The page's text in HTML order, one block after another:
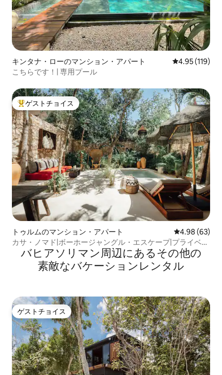
キンタナ・ローのマンション・アパート レビュー119
4.95 (119)
こちらです！| 専用プール
大好評のゲストチョイスです。
ゲストチョイス
トゥルムのマンション・アパート レビュー63
4.98 (63)
カサ・ノマド|ボーホージャングル・エスケープ|プライベー
トプール
バヒアソリマン⁠周⁠辺⁠に⁠あ⁠るそ⁠の⁠他⁠の
素⁠敵⁠なバ⁠ケ⁠ー⁠シ⁠ョ⁠ン⁠レ⁠ン⁠タ⁠ル
ゲストチョイス
ゲストチョイス